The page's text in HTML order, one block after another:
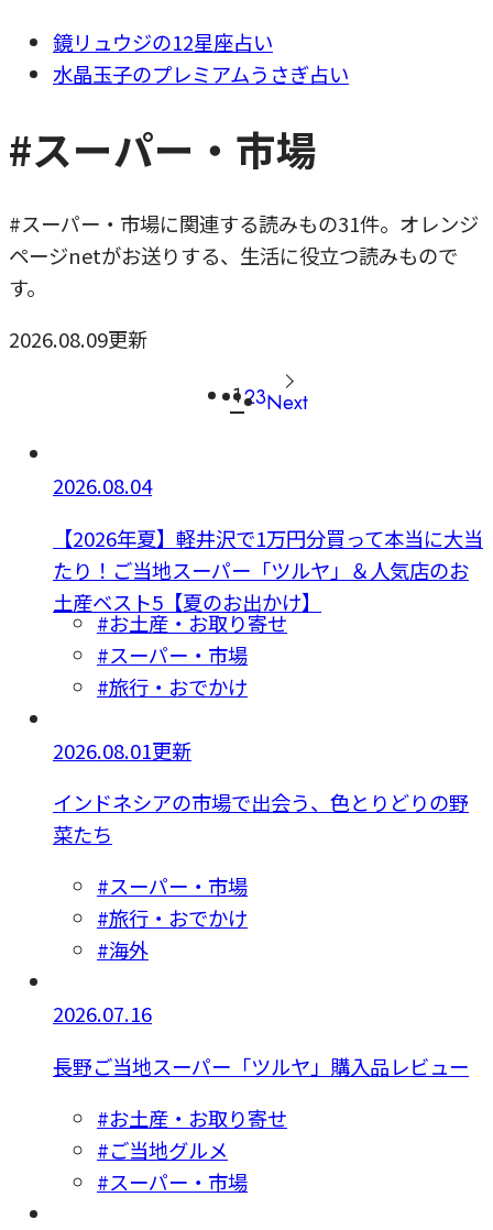
鏡リュウジの12星座占い
水晶玉子のプレミアムうさぎ占い
#スーパー・市場
#スーパー・市場に関連する読みもの31件。オレンジ
ページnetがお送りする、生活に役立つ読みもので
す。
2026.08.09更新
123Next
2026.08.04
【2026年夏】軽井沢で1万円分買って本当に大当
たり！ご当地スーパー「ツルヤ」＆人気店のお
土産ベスト5【夏のお出かけ】
#お土産・お取り寄せ
#スーパー・市場
#旅行・おでかけ
2026.08.01更新
インドネシアの市場で出会う、色とりどりの野
菜たち
#スーパー・市場
#旅行・おでかけ
#海外
2026.07.16
長野ご当地スーパー「ツルヤ」購入品レビュー
#お土産・お取り寄せ
#ご当地グルメ
#スーパー・市場